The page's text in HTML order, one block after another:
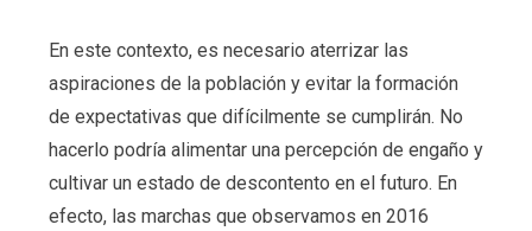
En este contexto, es necesario aterrizar las
aspiraciones de la población y evitar la formación
de expectativas que difícilmente se cumplirán. No
hacerlo podría alimentar una percepción de engaño y
cultivar un estado de descontento en el futuro. En
efecto, las marchas que observamos en 2016